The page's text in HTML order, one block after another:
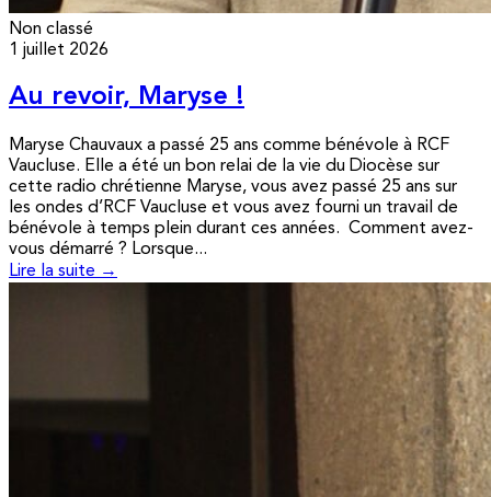
Non classé
1 juillet 2026
Au revoir, Maryse !
Maryse Chauvaux a passé 25 ans comme bénévole à RCF
Vaucluse. Elle a été un bon relai de la vie du Diocèse sur
cette radio chrétienne Maryse, vous avez passé 25 ans sur
les ondes d’RCF Vaucluse et vous avez fourni un travail de
bénévole à temps plein durant ces années. Comment avez-
vous démarré ? Lorsque...
Lire la suite →